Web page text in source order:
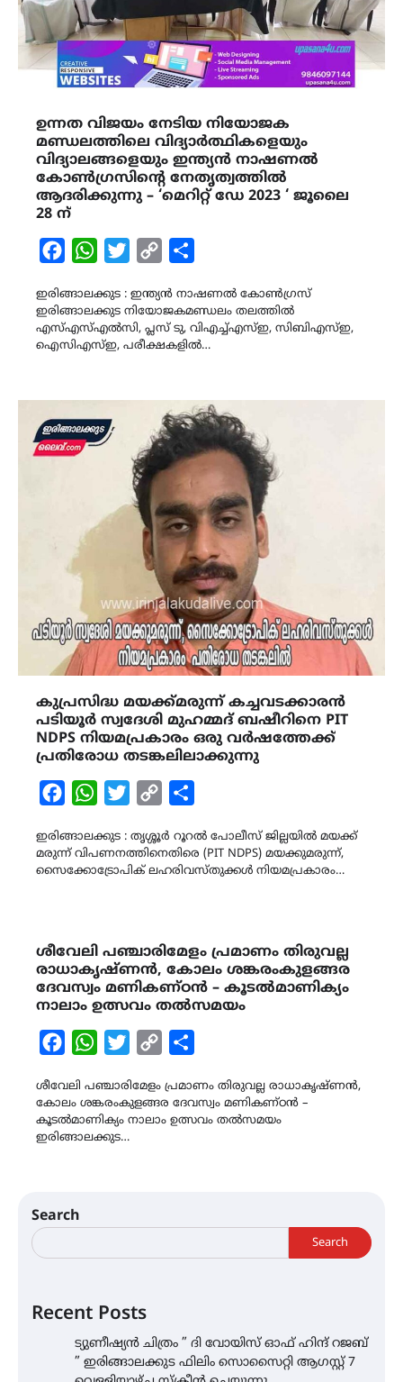
ഉന്നത വിജയം നേടിയ നിയോജക
മണ്ഡലത്തിലെ വിദ്യാർത്ഥികളെയും
വിദ്യാലങ്ങളെയും ഇന്ത്യൻ നാഷണൽ
കോൺഗ്രസിന്‍റെ നേതൃത്വത്തിൽ
ആദരിക്കുന്നു – ‘മെറിറ്റ് ഡേ 2023 ‘ ജൂലൈ
28 ന്
FacebookWhatsAppTwitterCopy
ഇരിങ്ങാലക്കുട : ഇന്ത്യൻ നാഷണൽ കോൺഗ്രസ്
ഇരിങ്ങാലക്കുട നിയോജകമണ്ഡലം തലത്തിൽ
എസ്എസ്എൽസി, പ്ലസ് ടു, വിഎച്ച്എസ്ഇ, സിബിഎസ്ഇ,
ഐസിഎസ്ഇ, പരീക്ഷകളിൽ…
കുപ്രസിദ്ധ മയക്ക്മരുന്ന് കച്ചവടക്കാരൻ
പടിയൂർ സ്വദേശി മുഹമ്മദ് ബഷീറിനെ PIT
NDPS നിയമപ്രകാരം ഒരു വർഷത്തേക്ക്
പ്രതിരോധ തടങ്കലിലാക്കുന്നു
FacebookWhatsAppTwitterCopy
ഇരിങ്ങാലക്കുട : തൃശ്ശൂർ റൂറൽ പോലീസ് ജില്ലയിൽ മയക്ക്
മരുന്ന് വിപണനത്തിനെതിരെ (PIT NDPS) മയക്കുമരുന്ന്,
സൈക്കോട്രോപിക് ലഹരിവസ്തുക്കൾ നിയമപ്രകാരം…
ശീവേലി പഞ്ചാരിമേളം പ്രമാണം തിരുവല്ല
രാധാകൃഷ്ണൻ, കോലം ശങ്കരംകുളങ്ങര
ദേവസ്വം മണികണ്ഠൻ – കൂടൽമാണിക്യം
നാലാം ഉത്സവം തൽസമയം
FacebookWhatsAppTwitterCopy
ശീവേലി പഞ്ചാരിമേളം പ്രമാണം തിരുവല്ല രാധാകൃഷ്ണൻ,
കോലം ശങ്കരംകുളങ്ങര ദേവസ്വം മണികണ്ഠൻ –
കൂടൽമാണിക്യം നാലാം ഉത്സവം തൽസമയം
ഇരിങ്ങാലക്കുട…
Search
Search
Recent Posts
ട്യുണീഷ്യൻ ചിത്രം ” ദി വോയിസ് ഓഫ് ഹിന്ദ് റജബ്
” ഇരിങ്ങാലക്കുട ഫിലിം സൊസൈറ്റി ആഗസ്റ്റ് 7